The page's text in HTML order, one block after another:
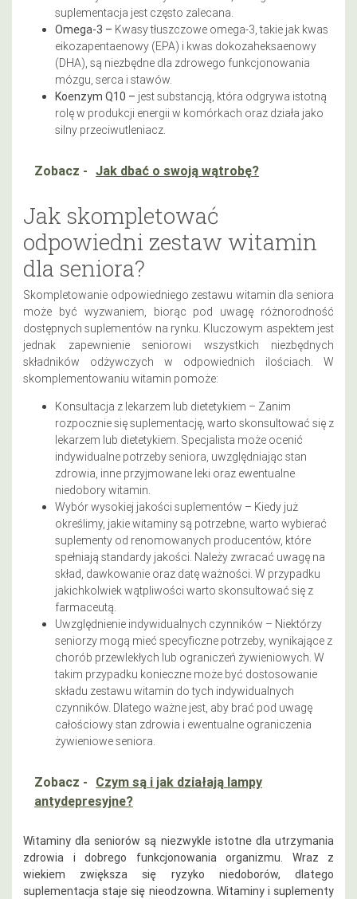
suplementacja jest często zalecana.
Omega-3 – Kwasy tłuszczowe omega-3, takie jak kwas
eikozapentaenowy (EPA) i kwas dokozaheksaenowy
(DHA), są niezbędne dla zdrowego funkcjonowania
mózgu, serca i stawów.
Koenzym Q10 – jest substancją, która odgrywa istotną
rolę w produkcji energii w komórkach oraz działa jako
silny przeciwutleniacz.
Zobacz - Jak dbać o swoją wątrobę?
Jak skompletować
odpowiedni zestaw witamin
dla seniora?
Skompletowanie odpowiedniego zestawu witamin dla seniora
może być wyzwaniem, biorąc pod uwagę różnorodność
dostępnych suplementów na rynku. Kluczowym aspektem jest
jednak zapewnienie seniorowi wszystkich niezbędnych
składników odżywczych w odpowiednich ilościach. W
skomplementowaniu witamin pomoże:
Konsultacja z lekarzem lub dietetykiem – Zanim
rozpocznie się suplementację, warto skonsultować się z
lekarzem lub dietetykiem. Specjalista może ocenić
indywidualne potrzeby seniora, uwzględniając stan
zdrowia, inne przyjmowane leki oraz ewentualne
niedobory witamin.
Wybór wysokiej jakości suplementów – Kiedy już
określimy, jakie witaminy są potrzebne, warto wybierać
suplementy od renomowanych producentów, które
spełniają standardy jakości. Należy zwracać uwagę na
skład, dawkowanie oraz datę ważności. W przypadku
jakichkolwiek wątpliwości warto skonsultować się z
farmaceutą.
Uwzględnienie indywidualnych czynników – Niektórzy
seniorzy mogą mieć specyficzne potrzeby, wynikające z
chorób przewlekłych lub ograniczeń żywieniowych. W
takim przypadku konieczne może być dostosowanie
składu zestawu witamin do tych indywidualnych
czynników. Dlatego ważne jest, aby brać pod uwagę
całościowy stan zdrowia i ewentualne ograniczenia
żywieniowe seniora.
Zobacz - Czym są i jak działają lampy
antydepresyjne?
Witaminy dla seniorów są niezwykle istotne dla utrzymania
zdrowia i dobrego funkcjonowania organizmu. Wraz z
wiekiem zwiększa się ryzyko niedoborów, dlatego
suplementacja staje się nieodzowna. Witaminy i suplementy